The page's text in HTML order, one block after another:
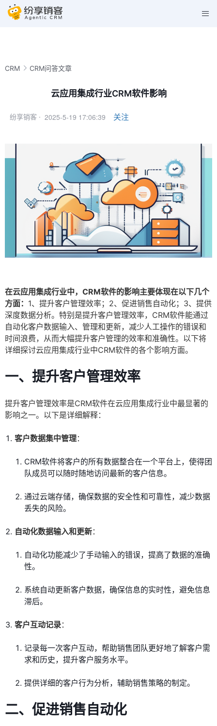
CRM CRM问答文章
云应用集成行业CRM软件影响
纷享销客 · 2025-5-19 17:06:39 关注
在云应用集成行业中，CRM软件的影响主要体现在以下几个
方面： 1、提升客户管理效率；2、促进销售自动化；3、提供
深度数据分析。特别是提升客户管理效率，CRM软件能通过
自动化客户数据输入、管理和更新，减少人工操作的错误和
时间浪费，从而大幅提升客户管理的效率和准确性。以下将
详细探讨云应用集成行业中CRM软件的各个影响方面。
一、提升客户管理效率
提升客户管理效率是CRM软件在云应用集成行业中最显著的
影响之一。以下是详细解释：
客户数据集中管理：
CRM软件将客户的所有数据整合在一个平台上，使得团
队成员可以随时随地访问最新的客户信息。
通过云端存储，确保数据的安全性和可靠性，减少数据
丢失的风险。
自动化数据输入和更新：
自动化功能减少了手动输入的错误，提高了数据的准确
性。
系统自动更新客户数据，确保信息的实时性，避免信息
滞后。
客户互动记录：
记录每一次客户互动，帮助销售团队更好地了解客户需
求和历史，提升客户服务水平。
提供详细的客户行为分析，辅助销售策略的制定。
二、促进销售自动化